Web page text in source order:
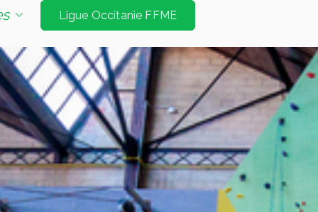
d'escalade de niveau international à Tarbes et
Olympiques. Les disciplines sont vitesse
Ligue Occitanie FFME